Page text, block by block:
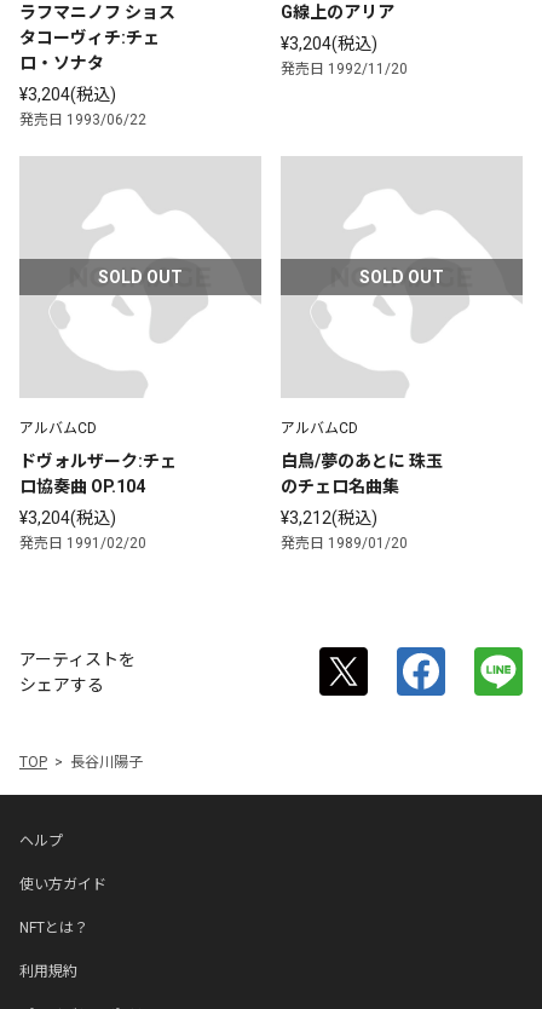
ラフマニノフ ショス
タコーヴィチ:チェ
ロ・ソナタ
¥3,204(税込)
発売日 1993/06/22
G線上のアリア
¥3,204(税込)
発売日 1992/11/20
SOLD OUT
アルバムCD
ドヴォルザーク:チェ
ロ協奏曲 OP.104
¥3,204(税込)
発売日 1991/02/20
SOLD OUT
アルバムCD
白鳥/夢のあとに 珠玉
のチェロ名曲集
¥3,212(税込)
発売日 1989/01/20
アーティストを
シェアする
TOP 長谷川陽子
ヘルプ
使い方ガイド
NFTとは？
利用規約